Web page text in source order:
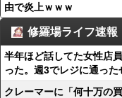
由で炎上ｗｗｗ
修羅場ライフ速報
半年ほど話してた女性店
った。週3でレジに通った
クレーマーに「何十万の